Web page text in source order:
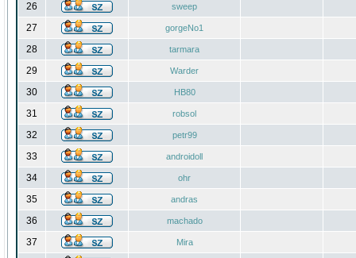
26 sweep
27 gorgeNo1
28 tarmara
29 Warder
30 HB80
31 robsol
32 petr99
33 androidoll
34 ohr
35 andras
36 machado
37 Mira